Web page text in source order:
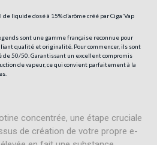
sont une gamme française reconnue pour
qualité et originalité. Pour commencer, ils sont
de 50/50. Garantissant un excellent compromis
de vapeur, ce qui convient parfaitement à la
concentrée, une étape cruciale
de création de votre propre e-